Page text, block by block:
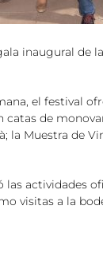
inaugural de
el festival
catas de
la Muestra de
las actividades
visitas a la